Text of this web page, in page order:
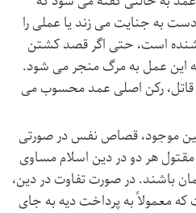
به جنایت می زند یا عملی را
است، حتی اگر قصد کشتن
این عمل به مرگ منجر می شود.
قاتل، رکن اصلی عمد محسوب می
موجود، قصاص نفس در صورتی
هر دو در دین اسلام مساوی
باشند. در صورت تفاوت در دین،
معمولاً به پرداخت دیه به جای